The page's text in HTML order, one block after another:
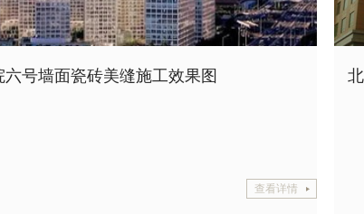
号墙面瓷砖美缝施工效果图
查看详情
北